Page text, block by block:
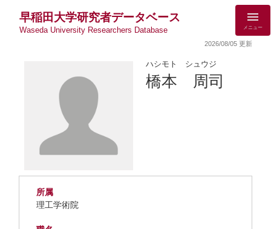
早稲田大学研究者データベース
Waseda University Researchers Database メニュー
2026/08/05 更新
ハシモト シュウジ
橋本 周司
所属
理工学術院